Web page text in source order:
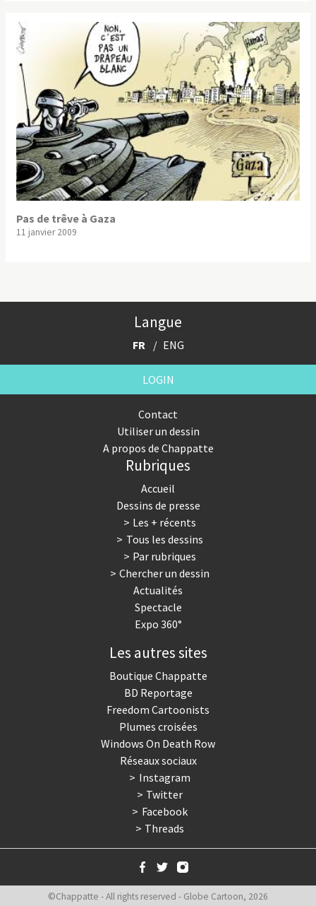
Pas de trêve à Gaza
11 janvier 2009
Langue
FR ENG
LOGIN
Contact
Utiliser un dessin
A propos de Chappatte
Rubriques
Accueil
Dessins de presse
Les + récents
Tous les dessins
Par rubriques
Chercher un dessin
Actualités
Spectacle
Expo 360°
Les autres sites
Boutique Chappatte
BD Reportage
Freedom Cartoonists
Plumes croisées
Windows On Death Row
Réseaux sociaux
Instagram
Twitter
Facebook
Threads
©Chappatte - All rights reserved - Globe Cartoon, 2026